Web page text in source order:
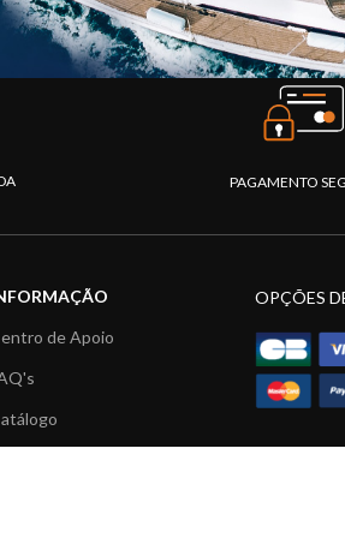
PAGAMENTO
de Apoio
OPÇÕES